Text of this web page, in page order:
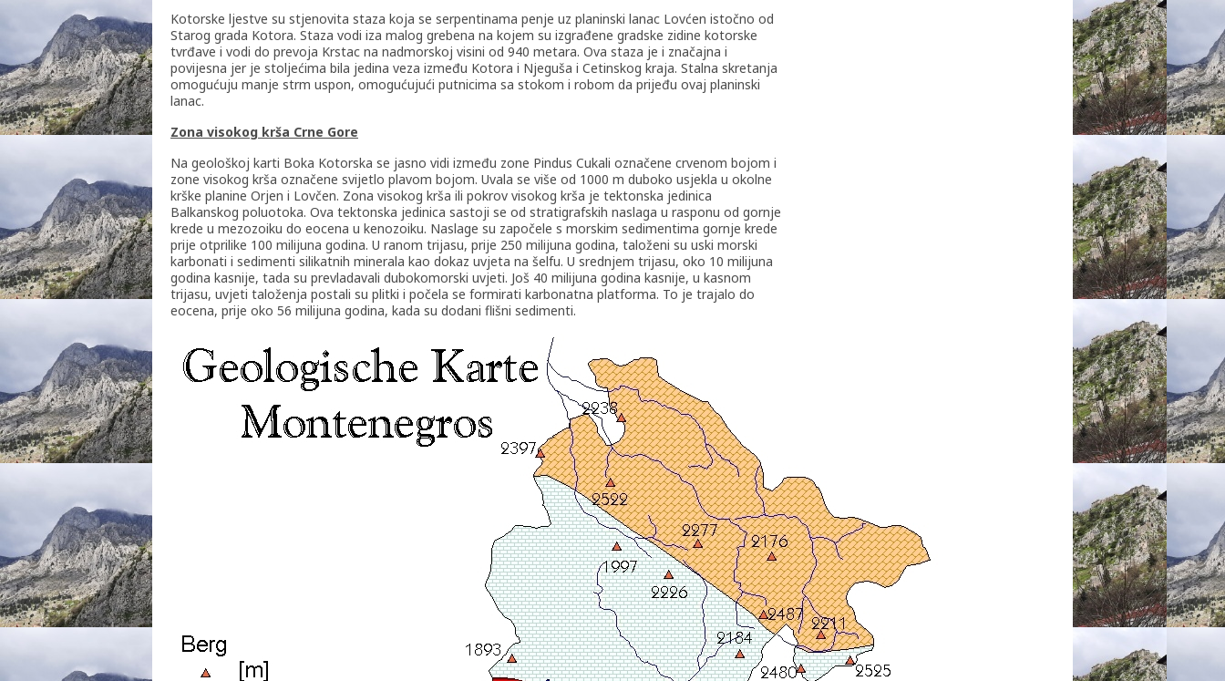
Kotorske ljestve su stjenovita staza koja se serpentinama penje uz planinski lanac Lovćen istočno od
Starog grada Kotora. Staza vodi iza malog grebena na kojem su izgrađene gradske zidine kotorske
tvrđave i vodi do prevoja Krstac na nadmorskoj visini od 940 metara. Ova staza je i značajna i
povijesna jer je stoljećima bila jedina veza između Kotora i Njeguša i Cetinskog kraja. Stalna skretanja
omogućuju manje strm uspon, omogućujući putnicima sa stokom i robom da prijeđu ovaj planinski
lanac.
Zona visokog krša Crne Gore
Na geološkoj karti Boka Kotorska se jasno vidi između zone Pindus Cukali označene crvenom bojom i
zone visokog krša označene svijetlo plavom bojom. Uvala se više od 1000 m duboko usjekla u okolne
krške planine Orjen i Lovčen. Zona visokog krša ili pokrov visokog krša je tektonska jedinica
Balkanskog poluotoka. Ova tektonska jedinica sastoji se od stratigrafskih naslaga u rasponu od gornje
krede u mezozoiku do eocena u kenozoiku. Naslage su započele s morskim sedimentima gornje krede
prije otprilike 100 milijuna godina. U ranom trijasu, prije 250 milijuna godina, taloženi su uski morski
karbonati i sedimenti silikatnih minerala kao dokaz uvjeta na šelfu. U srednjem trijasu, oko 10 milijuna
godina kasnije, tada su prevladavali dubokomorski uvjeti. Još 40 milijuna godina kasnije, u kasnom
trijasu, uvjeti taloženja postali su plitki i počela se formirati karbonatna platforma. To je trajalo do
eocena, prije oko 56 milijuna godina, kada su dodani flišni sedimenti.